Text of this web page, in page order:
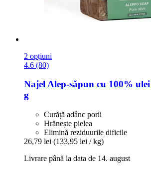
2 opțiuni
4.6 (80)
NajelAlep-​săpun cu 100%
g
Curăță adânc porii
Hrănește pielea
Elimină reziduurile dificile
26,79 lei (133,95 lei / kg)
Livrare până la data de 14. august